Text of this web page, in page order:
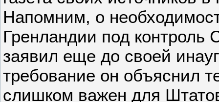
Напомним, о
Гренландии под
заявил еще до своей
требование он объяснил
слишком важен для